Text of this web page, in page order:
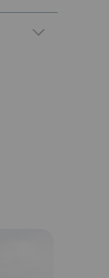
Collapse